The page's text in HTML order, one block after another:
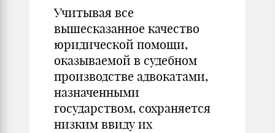
Учитывая все
вышесказанное качество
юридической помощи,
оказываемой в судебном
производстве адвокатами,
назначенными
государством, сохраняется
низким ввиду их